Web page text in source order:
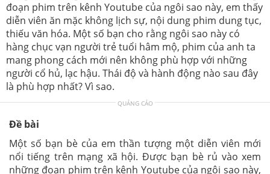
đoạn phim trên kênh Youtube của ngôi sao này, em thấy
diễn viên ăn mặc không lịch sự, nội dung phim dung tục,
thiếu văn hóa. Một số bạn cho rằng ngôi sao này có
hàng chục vạn người trẻ tuổi hâm mộ, phim của anh ta
mang phong cách mới nên không phù hợp với những
người cổ hủ, lạc hậu. Thái độ và hành động nào sau đây
là phù hợp nhất? Vì sao.
QUẢNG CÁO
Đề bài
Một số bạn bè của em thần tượng một diễn viên mới
nổi tiếng trên mạng xã hội. Được bạn bè rủ vào xem
những đoạn phim trên kênh Youtube của ngôi sao này,